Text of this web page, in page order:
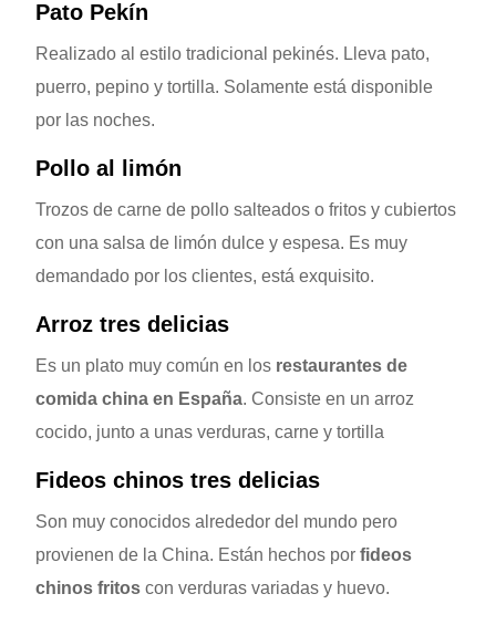
Pato Pekín
Realizado al estilo tradicional pekinés. Lleva pato,
puerro, pepino y tortilla. Solamente está disponible
por las noches.
Pollo al limón
Trozos de carne de pollo salteados o fritos y cubiertos
con una salsa de limón dulce y espesa. Es muy
demandado por los clientes, está exquisito.
Arroz tres delicias
Es un plato muy común en los restaurantes de
comida china en España. Consiste en un arroz
cocido, junto a unas verduras, carne y tortilla
Fideos chinos tres delicias
Son muy conocidos alrededor del mundo pero
provienen de la China. Están hechos porfideos
chinos fritos con verduras variadas y huevo.